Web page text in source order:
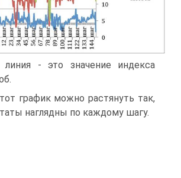
линия - это значение индекса
график можно растянуть так,
наглядны по каждому шагу.